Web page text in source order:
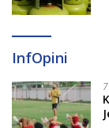
InfOpini